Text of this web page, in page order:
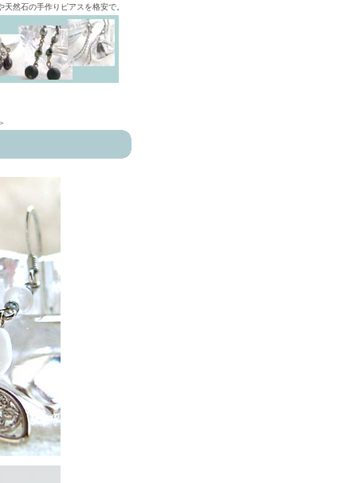
然石の手作りピアスを格安で。